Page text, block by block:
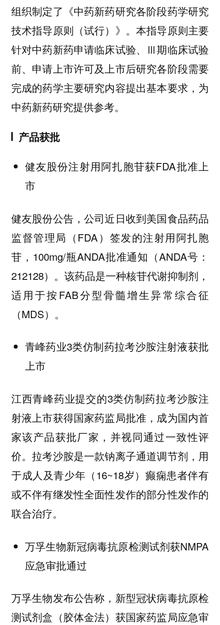
组织制定了《中药新药研究各阶段药学研究
技术指导原则（试行）》。本指导原则主要
针对中药新药申请临床试验、Ⅲ期临床试验
前、申请上市许可及上市后研究各阶段需要
完成的药学主要研究内容提出基本要求，为
中药新药研究提供参考。
产品获批
健友股份注射用阿扎胞苷获FDA批准上
市
健友股份公告，公司近日收到美国食品药品
监督管理局（FDA）签发的注射用阿扎胞
苷，100mg/瓶ANDA批准通知（ANDA号：
212128）。该药品是一种核苷代谢抑制剂，
适用于按FAB分型骨髓增生异常综合征
（MDS）。
青峰药业3类仿制药拉考沙胺注射液获批
上市
江西青峰药业提交的3类仿制药拉考沙胺注
射液上市获得国家药监局批准，成为国内首
家该产品获批厂家，并视同通过一致性评
价。拉考沙胺是一款钠离子通道调节剂，用
于成人及青少年（16~18岁）癫痫患者伴有
或不伴有继发性全面性发作的部分性发作的
联合治疗。
万孚生物新冠病毒抗原检测试剂获NMPA
应急审批通过
万孚生物发布公告称，新型冠状病毒抗原检
测试剂盒（胶体金法）获国家药监局应急审